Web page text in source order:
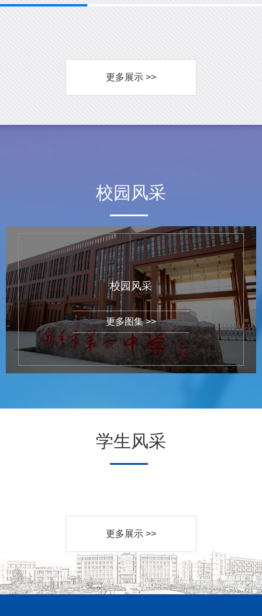
更多展示 >>
校园风采
校园风采
更多图集 >>
学生风采
更多展示 >>